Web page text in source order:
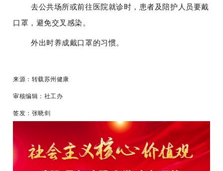
去公共场所或前往医院就诊时，患者及陪护人员要戴
口罩，避免交叉感染。
外出时养成戴口罩的习惯。
来源：转载苏州健康
审核编辑：社工办
签发：张晓剑